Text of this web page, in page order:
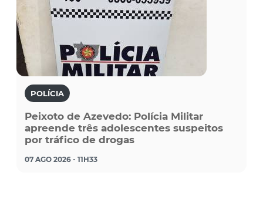
POLÍCIA
Peixoto de Azevedo: Polícia Militar
apreende três adolescentes suspeitos
por tráfico de drogas
07 AGO 2026 - 11H33